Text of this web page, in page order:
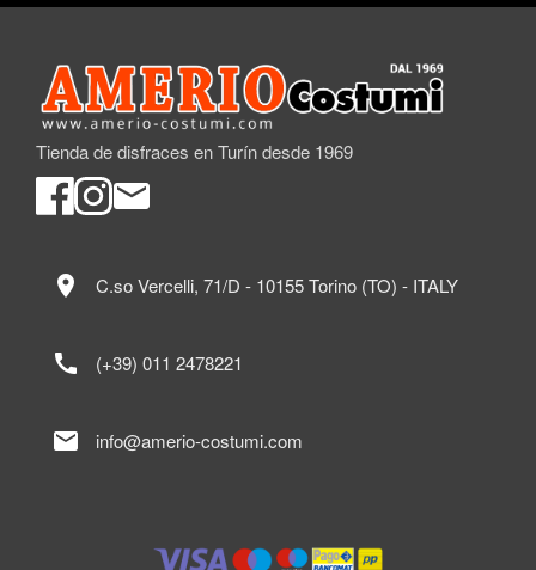
Tienda de disfraces en Turín desde 1969
location_on C.so Vercelli, 71/D - 10155 Torino (TO) - ITALY
call (+39) 011 2478221
mail info@amerio-costumi.com